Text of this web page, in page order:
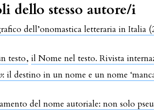
dello stesso autore/i
dell’onomastica letteraria in Italia
testo,il Nome nel testo. Rivista
: il destino in un nome e un nome
del nome autoriale: non solo